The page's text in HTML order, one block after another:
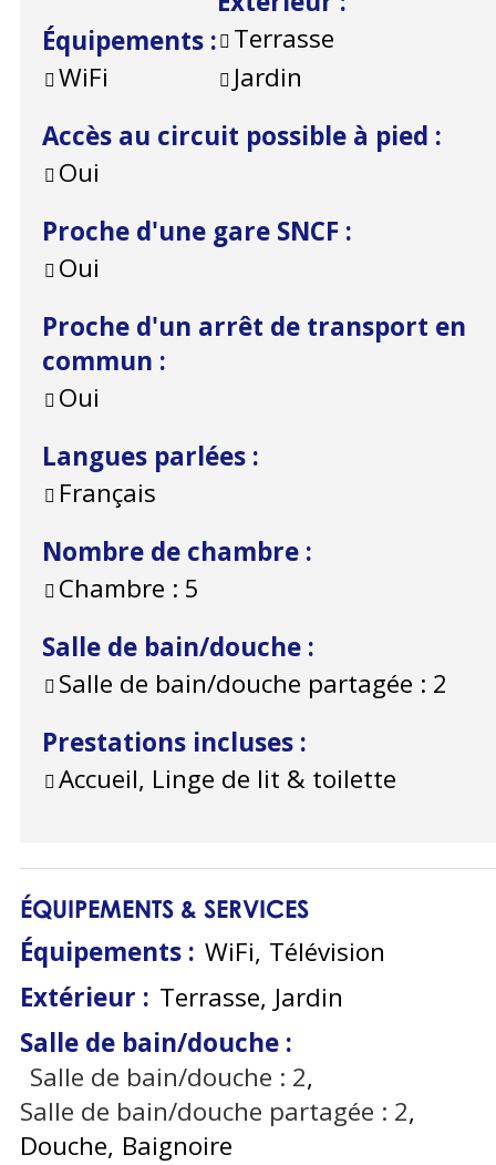
Équipements :
WiFi
Terrasse
Jardin
Accès au circuit possible à pied :
Oui
Proche d'une gare SNCF :
Oui
Proche d'un arrêt de transport en
commun :
Oui
Langues parlées :
Français
Nombre de chambre :
Chambre : 5
Salle de bain/douche :
Salle de bain/douche partagée : 2
Prestations incluses :
Accueil, Linge de lit & toilette
ÉQUIPEMENTS & SERVICES
Équipements : WiFi Télévision
Extérieur : Terrasse Jardin
Salle de bain/douche :
Salle de bain/douche : 2
Salle de bain/douche partagée : 2
Douche Baignoire